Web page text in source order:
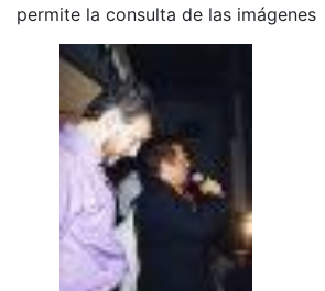
permite la consulta de las imágenes